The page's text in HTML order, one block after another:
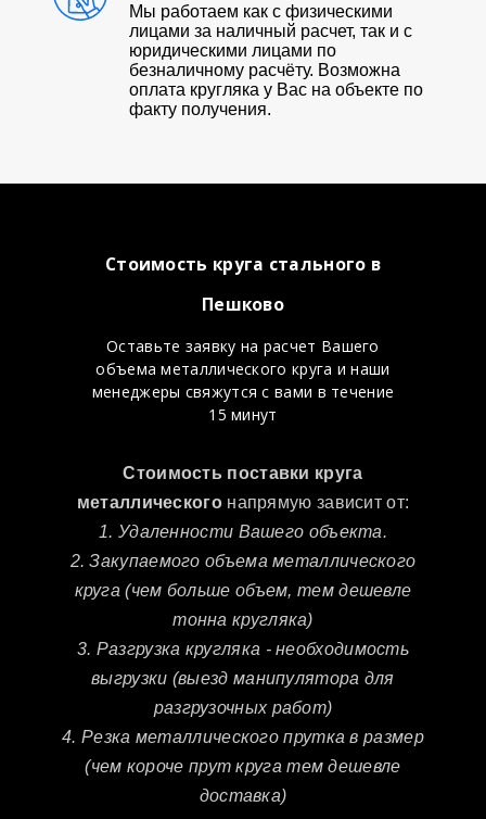
Мы работаем как с физическими
лицами за наличный расчет, так и с
юридическими лицами по
безналичному расчёту. Возможна
оплата кругляка у Вас на объекте по
факту получения.
Стоимость круга стального в
Пешково
Оставьте заявку на расчет Вашего
объема металлического круга и наши
менеджеры свяжутся с вами в течение
15 минут
Стоимость поставки круга
металлического напрямую зависит от:
1. Удаленности Вашего объекта.
2. Закупаемого объема металлического
круга (чем больше объем, тем дешевле
тонна кругляка)
3. Разгрузка кругляка - необходимость
выгрузки (выезд манипулятора для
разгрузочных работ)
4. Резка металлического прутка в размер
(чем короче прут круга тем дешевле
доставка)